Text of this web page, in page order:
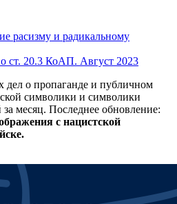
расизму и радикальному
ст. 20.3 КоАП. Август 2023
о пропаганде и публичном
символики и символики
месяц. Последнее обновление:
с нацистской